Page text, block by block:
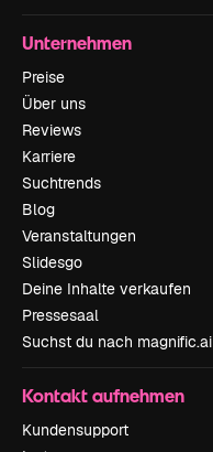
Unternehmen
Preise
Über uns
Reviews
Karriere
Suchtrends
Blog
Veranstaltungen
Slidesgo
Deine Inhalte verkaufen
Pressesaal
Suchst du nach magnific.ai
Kontakt aufnehmen
Kundensupport